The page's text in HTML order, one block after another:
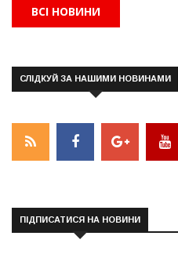
ВСІ НОВИНИ
СЛІДКУЙ ЗА НАШИМИ НОВИНАМИ
ПІДПИСАТИСЯ НА НОВИНИ